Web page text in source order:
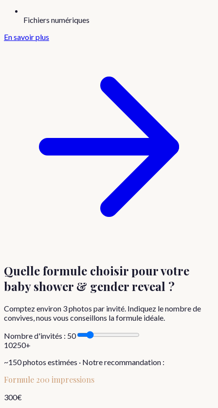
Fichiers numériques
En savoir plus
Quelle formule choisirpour votre
baby shower & gender reveal ?
Comptez environ 3photos par invité. Indiquez le nombre de
convives, nous vous conseillons la formule idéale.
Nombre d'invités : 50
10250+
~150photos estimées · Notre recommandation :
Formule 200 impressions
300€